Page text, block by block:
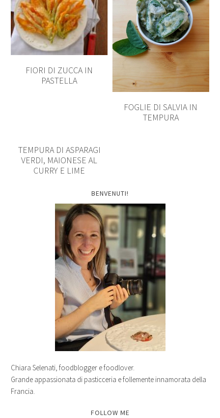
FIORI DI ZUCCA IN
PASTELLA
FOGLIE DI SALVIA IN
TEMPURA
TEMPURA DI ASPARAGI
VERDI, MAIONESE AL
CURRY E LIME
BENVENUTI!
Chiara Selenati, foodblogger e foodlover.
Grande appassionata di pasticceria e follemente innamorata della
Francia.
FOLLOW ME